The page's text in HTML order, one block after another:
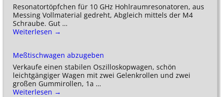
Resonatortöpfchen für 10 GHz Hohlraumresonatoren, aus
Messing Vollmaterial gedreht, Abgleich mittels der M4
Schraube. Gut …
Weiterlesen →
Meßtischwagen abzugeben
Verkaufe einen stabilen Oszilloskopwagen, schön
leichtgängiger Wagen mit zwei Gelenkrollen und zwei
großen Gummirollen, 1a …
Weiterlesen →